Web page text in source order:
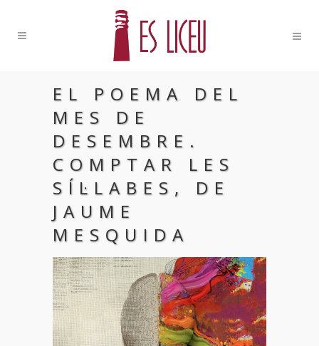
EL POEMA DEL
MES DE
DESEMBRE.
COMPTAR LES
SÍL·LABES, DE
JAUME
MESQUIDA